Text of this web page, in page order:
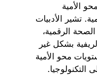
الأمية
تشير الأدبيات
الرقمية،
بشكل غير
محو الأمية
التكنولوجيا.